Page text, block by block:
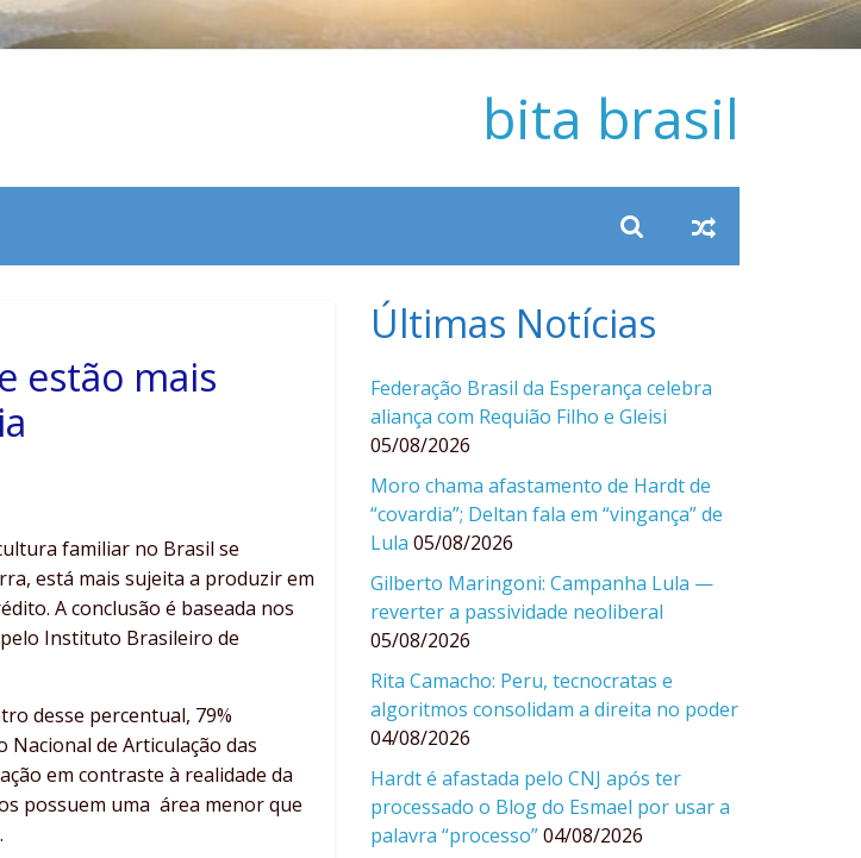
bita brasil
estão mais
familiar no Brasil se
está mais sujeita a produzir em
A conclusão é baseada nos
Instituto Brasileiro de
desse percentual, 79%
Nacional de Articulação das
em contraste à realidade da
possuem uma área menor que
Últimas Notícias
Federação Brasil da Esperança celebra
aliança com Requião Filho e Gleisi
05/08/2026
Moro chama afastamento de Hardt de
“covardia”; Deltan fala em “vingança” de
Lula 05/08/2026
Gilberto Maringoni: Campanha Lula —
reverter a passividade neoliberal
05/08/2026
Rita Camacho: Peru, tecnocratas e
algoritmos consolidam a direita no poder
04/08/2026
Hardt é afastada pelo CNJ após ter
processado o Blog do Esmael por usar a
palavra “processo”04/08/2026